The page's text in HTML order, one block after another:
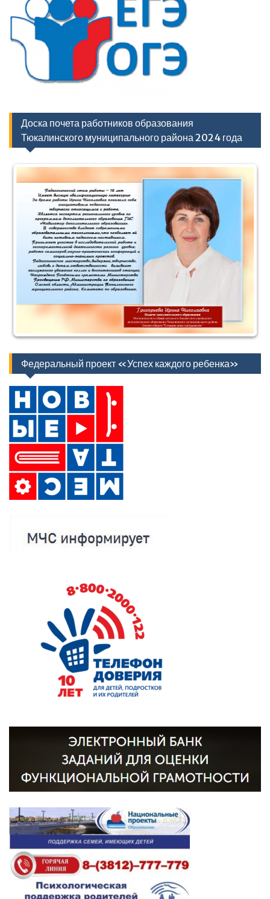
Доска почета работников образования
Тюкалинского муниципального района 2024 года
Федеральный проект «Успех каждого ребенка»